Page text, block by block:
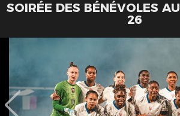
SOIRÉE DES BÉNÉVOLES
26